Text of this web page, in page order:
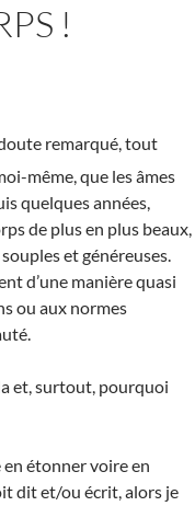
!
remarqué, tout
même, que les âmes
quelques années,
de plus en plus beaux,
et généreuses.
d’une manière quasi
ou aux normes
et, surtout, pourquoi
en étonner voire en
dit et/ou écrit, alors je